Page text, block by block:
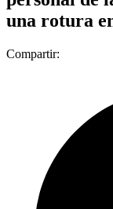
una rotura
Compartir: